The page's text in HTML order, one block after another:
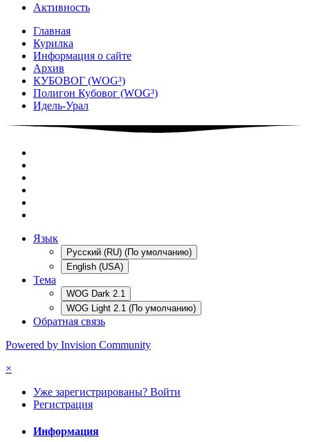
Активность
Главная
Курилка
Информация о сайте
Архив
КУБОВОГ (WOG³)
Полигон Кубовог (WOG³)
Идель-Урал
Язык
Русский (RU) (По умолчанию)
English (USA)
Тема
WOG Dark 2.1
WOG Light 2.1 (По умолчанию)
Обратная связь
Powered by Invision Community
×
Уже зарегистрированы? Войти
Регистрация
Информация